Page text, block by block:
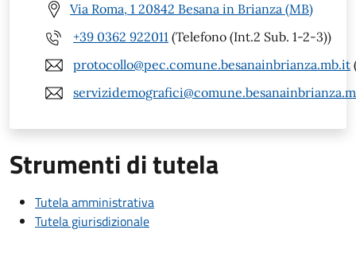
Via Roma, 1 20842 Besana in Brianza (MB)
+39 0362 922011 (Telefono (Int.2 Sub. 1-2-3))
protocollo@pec.comune.besanainbrianza.mb.it
Strumenti di tutela
Tutela amministrativa
Tutela giurisdizionale